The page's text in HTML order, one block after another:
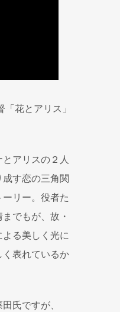
花とアリス」
アリスの２人
す恋の三角関
リー。役者た
でもが、故・
る美しく光に
表れているか
氏ですが、